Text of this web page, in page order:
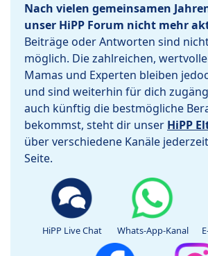
Nach vielen gemeinsamen
unser HiPP Forum nicht mehr
Beiträge oder Antworten sind
möglich. Die zahlreichen,
Mamas und Experten bleiben
und sind weiterhin für dich
auch künftig die bestmögliche
bekommst, steht dir unser HiPP
über verschiedene Kanäle
Seite.
HiPP Live Chat Whats-App-Kanal